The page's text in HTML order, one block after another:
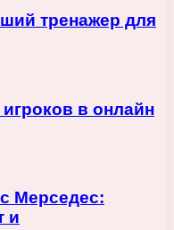
тренажер для
в онлайн
Мерседес:
и